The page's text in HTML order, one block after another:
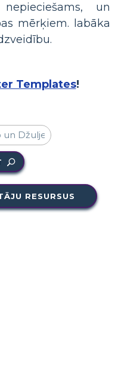
un
mērķiem. labāka
Templates!
RESURSUS